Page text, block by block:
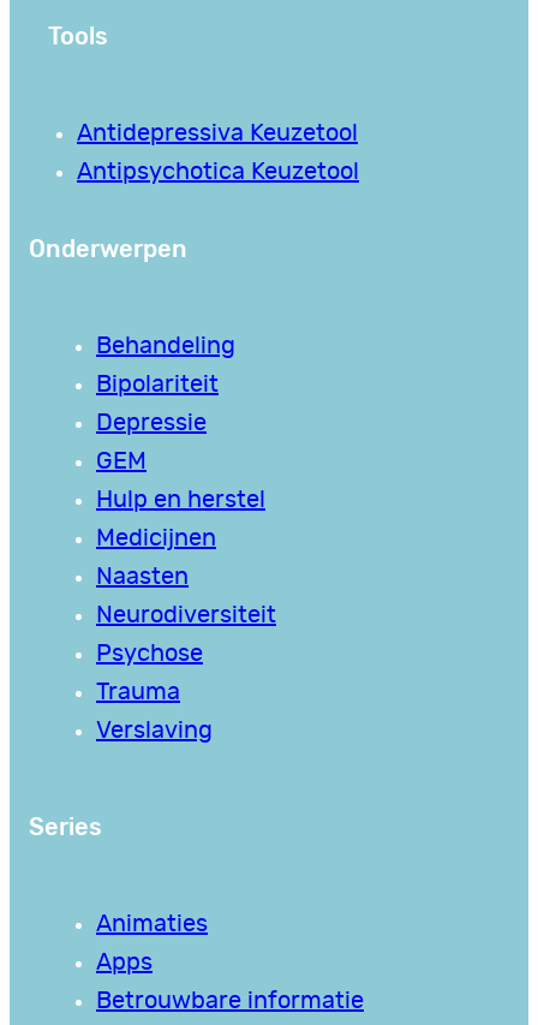
Tools
Antidepressiva Keuzetool
Antipsychotica Keuzetool
Onderwerpen
Behandeling
Bipolariteit
Depressie
GEM
Hulp en herstel
Medicijnen
Naasten
Neurodiversiteit
Psychose
Trauma
Verslaving
Series
Animaties
Apps
Betrouwbare informatie